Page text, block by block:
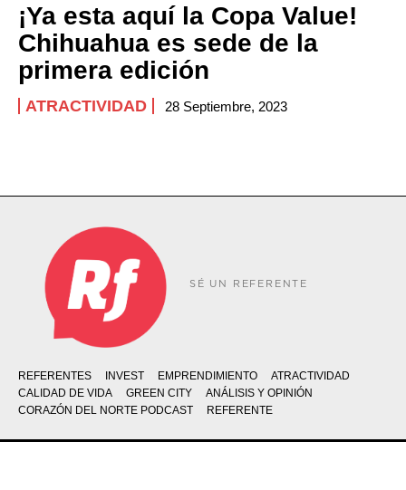
¡Ya esta aquí la Copa Value!
Chihuahua es sede de la
primera edición
ATRACTIVIDAD 28 Septiembre, 2023
SÉ UN REFERENTE
REFERENTES INVEST EMPRENDIMIENTO
ATRACTIVIDAD
CALIDAD DE VIDA
GREEN CITY
ANÁLISIS Y OPINIÓN
CORAZÓN DEL NORTE PODCAST
REFERENTE